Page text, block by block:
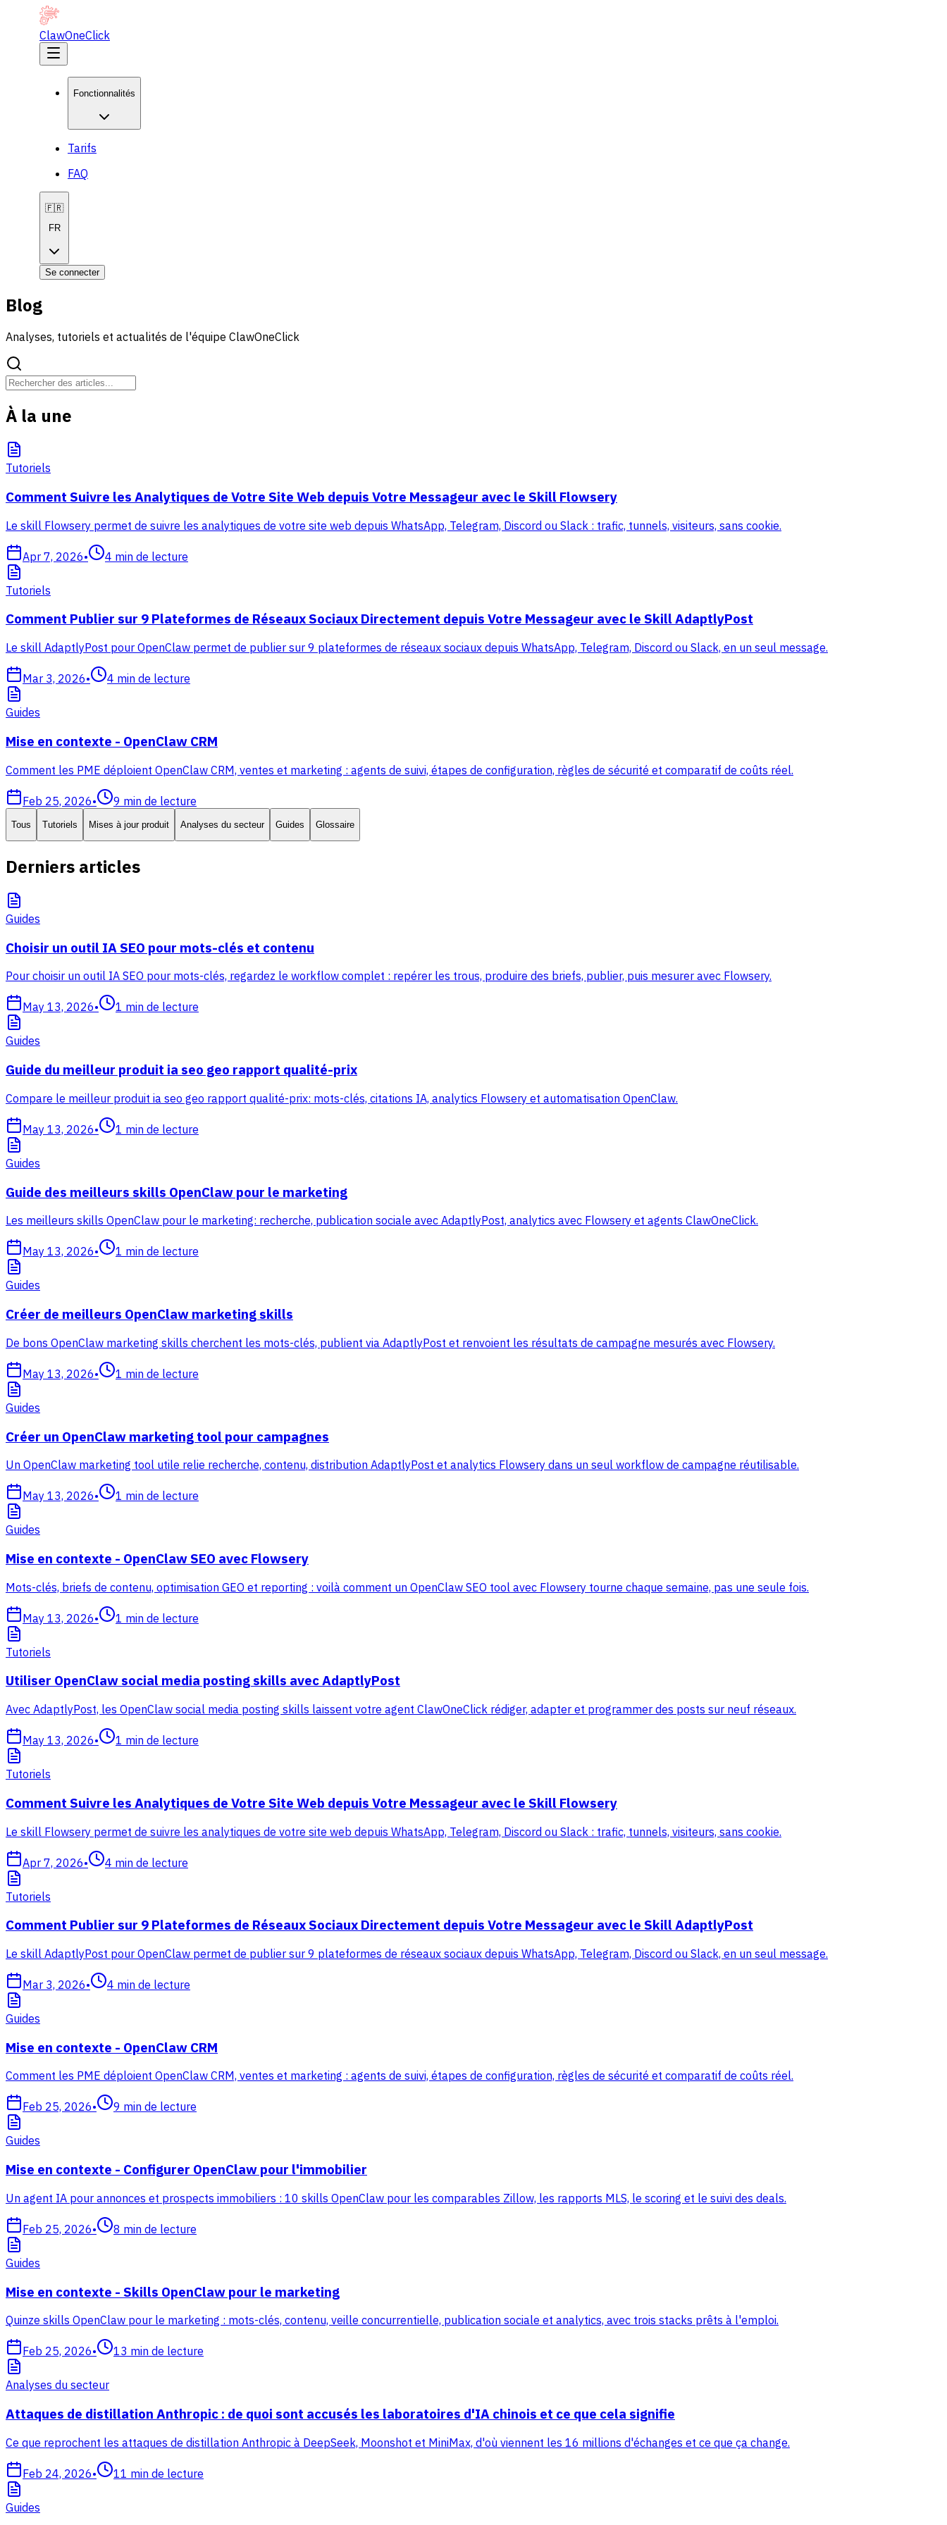
ClawOneClick
Fonctionnalités
Tarifs
FAQ
🇫🇷
FR
Se connecter
Blog
Analyses, tutoriels et actualités de l'équipe ClawOneClick
À la une
Tutoriels
Comment Suivre les Analytiques de Votre Site Web depuis Votre Messageur avec le Skill Flowsery
Le skill Flowsery permet de suivre les analytiques de votre site web depuis WhatsApp, Telegram, Discord ou Slack : trafic, tunnels, visiteurs, sans cookie.
Apr 7, 2026• 4 min de lecture
Tutoriels
Comment Publier sur 9 Plateformes de Réseaux Sociaux Directement depuis Votre Messageur avec le Skill AdaptlyPost
Le skill AdaptlyPost pour OpenClaw permet de publier sur 9 plateformes de réseaux sociaux depuis WhatsApp, Telegram, Discord ou Slack, en un seul message.
Mar 3, 2026• 4 min de lecture
Guides
Mise en contexte - OpenClaw CRM
Comment les PME déploient OpenClaw CRM, ventes et marketing : agents de suivi, étapes de configuration, règles de sécurité et comparatif de coûts réel.
Feb 25, 2026• 9 min de lecture
Tous Tutoriels Mises à jour produit Analyses du secteur Guides Glossaire
Derniers articles
Guides
Choisir un outil IA SEO pour mots-clés et contenu
Pour choisir un outil IA SEO pour mots-clés, regardez le workflow complet : repérer les trous, produire des briefs, publier, puis mesurer avec Flowsery.
May 13, 2026• 1 min de lecture
Guides
Guide du meilleur produit ia seo geo rapport qualité-prix
Compare le meilleur produit ia seo geo rapport qualité-prix: mots-clés, citations IA, analytics Flowsery et automatisation OpenClaw.
May 13, 2026• 1 min de lecture
Guides
Guide des meilleurs skills OpenClaw pour le marketing
Les meilleurs skills OpenClaw pour le marketing: recherche, publication sociale avec AdaptlyPost, analytics avec Flowsery et agents ClawOneClick.
May 13, 2026• 1 min de lecture
Guides
Créer de meilleurs OpenClaw marketing skills
De bons OpenClaw marketing skills cherchent les mots-clés, publient via AdaptlyPost et renvoient les résultats de campagne mesurés avec Flowsery.
May 13, 2026• 1 min de lecture
Guides
Créer un OpenClaw marketing tool pour campagnes
Un OpenClaw marketing tool utile relie recherche, contenu, distribution AdaptlyPost et analytics Flowsery dans un seul workflow de campagne réutilisable.
May 13, 2026• 1 min de lecture
Guides
Mise en contexte - OpenClaw SEO avec Flowsery
Mots-clés, briefs de contenu, optimisation GEO et reporting : voilà comment un OpenClaw SEO tool avec Flowsery tourne chaque semaine, pas une seule fois.
May 13, 2026• 1 min de lecture
Tutoriels
Utiliser OpenClaw social media posting skills avec AdaptlyPost
Avec AdaptlyPost, les OpenClaw social media posting skills laissent votre agent ClawOneClick rédiger, adapter et programmer des posts sur neuf réseaux.
May 13, 2026• 1 min de lecture
Tutoriels
Comment Suivre les Analytiques de Votre Site Web depuis Votre Messageur avec le Skill Flowsery
Le skill Flowsery permet de suivre les analytiques de votre site web depuis WhatsApp, Telegram, Discord ou Slack : trafic, tunnels, visiteurs, sans cookie.
Apr 7, 2026• 4 min de lecture
Tutoriels
Comment Publier sur 9 Plateformes de Réseaux Sociaux Directement depuis Votre Messageur avec le Skill AdaptlyPost
Le skill AdaptlyPost pour OpenClaw permet de publier sur 9 plateformes de réseaux sociaux depuis WhatsApp, Telegram, Discord ou Slack, en un seul message.
Mar 3, 2026• 4 min de lecture
Guides
Mise en contexte - OpenClaw CRM
Comment les PME déploient OpenClaw CRM, ventes et marketing : agents de suivi, étapes de configuration, règles de sécurité et comparatif de coûts réel.
Feb 25, 2026• 9 min de lecture
Guides
Mise en contexte - Configurer OpenClaw pour l'immobilier
Un agent IA pour annonces et prospects immobiliers : 10 skills OpenClaw pour les comparables Zillow, les rapports MLS, le scoring et le suivi des deals.
Feb 25, 2026• 8 min de lecture
Guides
Mise en contexte - Skills OpenClaw pour le marketing
Quinze skills OpenClaw pour le marketing : mots-clés, contenu, veille concurrentielle, publication sociale et analytics, avec trois stacks prêts à l'emploi.
Feb 25, 2026• 13 min de lecture
Analyses du secteur
Attaques de distillation Anthropic : de quoi sont accusés les laboratoires d'IA chinois et ce que cela signifie
Ce que reprochent les attaques de distillation Anthropic à DeepSeek, Moonshot et MiniMax, d'où viennent les 16 millions d'échanges et ce que ça change.
Feb 24, 2026• 11 min de lecture
Guides